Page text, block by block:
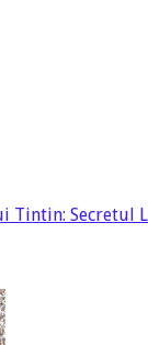
Tintin: Secretul